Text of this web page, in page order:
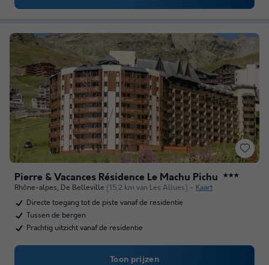
Pierre & Vacances Résidence Le Machu Pichu ★★★
Rhône-alpes, De Belleville (15,2 km van Les Allues)
Kaart
Directe toegang tot de piste vanaf de residentie
Tussen de bergen
Prachtig uitzicht vanaf de residentie
Toon prijzen